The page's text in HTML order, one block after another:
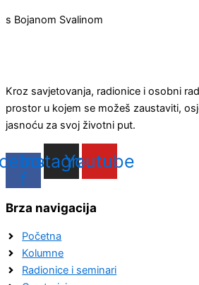
s Bojanom Svalinom
Kroz savjetovanja, radionice i osobni
prostor u kojem se možeš zaustaviti,
jasnoću za svoj životni put.
f
Instagram
Youtube
Brza navigacija
Početna
Kolumne
Radionice i seminari